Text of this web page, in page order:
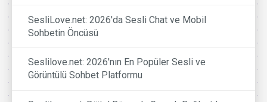
SesliLove.net: 2026'da Sesli Chat ve Mobil
Sohbetin Öncüsü
Seslilove.net: 2026'nın En Popüler Sesli ve
Görüntülü Sohbet Platformu